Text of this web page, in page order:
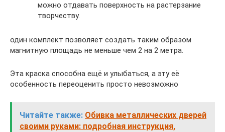
можно отдавать поверхность на растерзание
творчеству.
один комплект позволяет создать таким образом
магнитную площадь не меньше чем 2 на 2 метра.
Эта краска способна ещё и улыбаться, а эту её
особенность переоценить просто невозможно
Читайте также: Обивка металлических дверей
своими руками: подробная инструкция,